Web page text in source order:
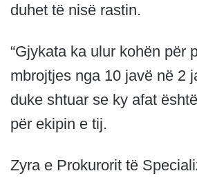
duhet të nisë rastin.
“Gjykata ka ulur kohën për
mbrojtjes nga 10 javë në 2
duke shtuar se ky afat
për ekipin e tij.
Zyra e Prokurorit të